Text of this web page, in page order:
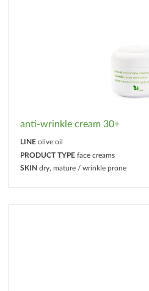
anti-wrinkle cream 30+
LINE olive oil
PRODUCT TYPE face creams
SKIN dry, mature / wrinkle prone